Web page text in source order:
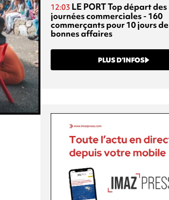
12:03 LE PORTTop départ des
journées commerciales - 160
commerçants pour 10 jours de
bonnes affaires
PLUS D’INFOS